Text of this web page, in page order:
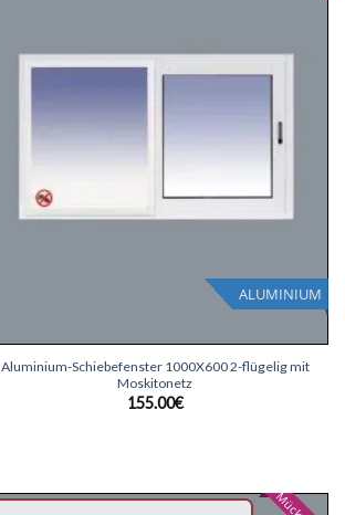
ALUMINIUM
Aluminium-Schiebefenster 1000X600 2-flügelig mit
Moskitonetz
155.00€